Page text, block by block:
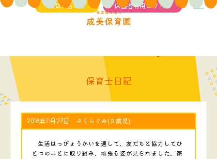
お問い合わせ 保護者専用ログイン
保育士日記
2018年11月27日 さくらぐみ(３歳児)
生活はっぴょうかいを通して、友だちと協力してひ
とつのことに取り組み、頑張る姿が見られました。家